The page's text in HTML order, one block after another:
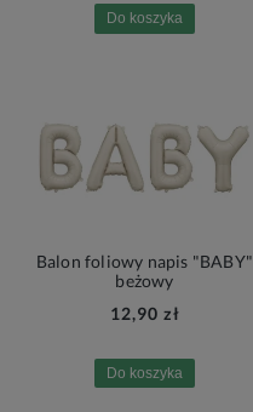
Do koszyka
Balon foliowy napis "BABY"
beżowy
12,90 zł
Do koszyka